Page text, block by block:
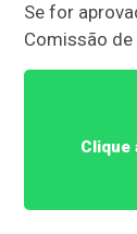
Se for
Comissão
Clique